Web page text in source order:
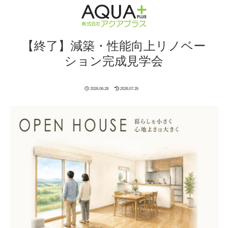
【終了】減築・性能向上リノベー
ション完成見学会
2026.06.28 2026.07.26